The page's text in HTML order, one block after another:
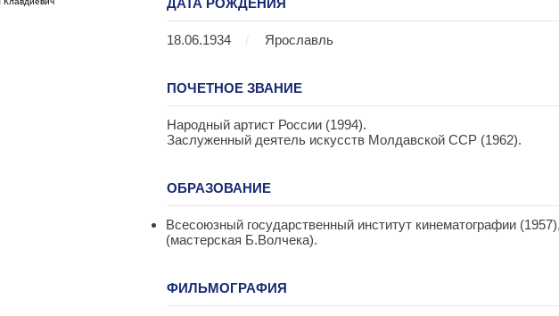
ДАТА РОЖДЕНИЯ
18.06.1934 / Ярославль
ПОЧЕТНОЕ ЗВАНИЕ
Народный артист России (1994).
Заслуженный деятель искусств Молдавской ССР (1962).
ОБРАЗОВАНИЕ
Всесоюзный государственный институт кинематографии
(мастерская Б.Волчека).
ФИЛЬМОГРАФИЯ